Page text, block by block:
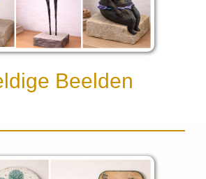
Beelden